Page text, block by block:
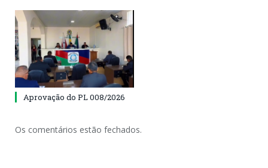
Aprovação do PL 008/2026
Os comentários estão fechados.